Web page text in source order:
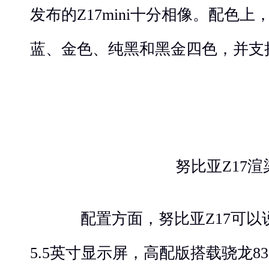
发布的Z17mini十分相像。配色上
蓝、金色、纯黑和黑金四色，并
努比亚Z17渲
配置方面，努比亚Z17可以
5.5英寸显示屏，高配版搭载骁龙